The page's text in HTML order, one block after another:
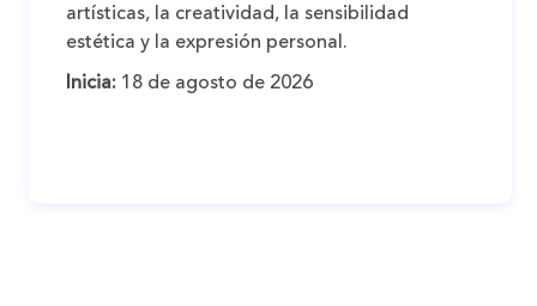
artísticas, la creatividad, la sensibilidad
estética y la expresión personal.
Inicia: 18 de agosto de 2026